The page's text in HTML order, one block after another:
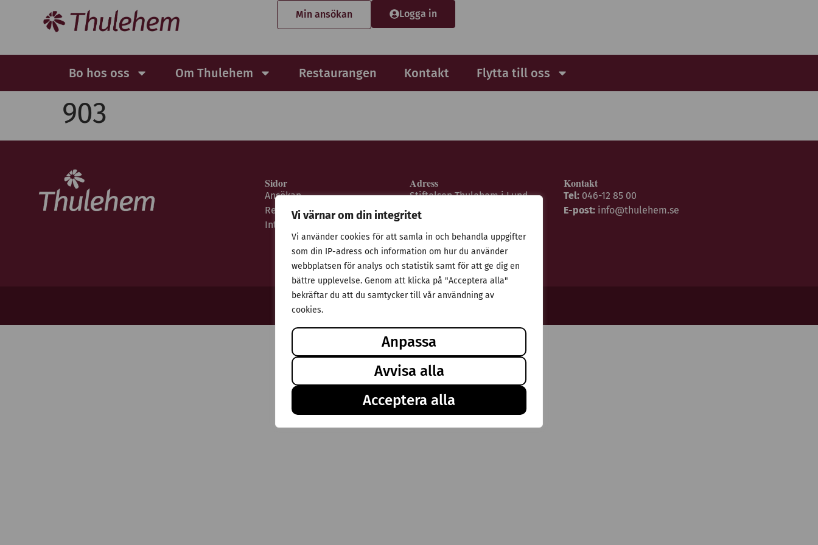
Vi värnar om din integritet
Vi använder cookies för att samla in och behandla uppgifter
som din IP-adress och information om hur du använder
webbplatsen för analys och statistik samt för att ge dig en
bättre upplevelse. Genom att klicka på "Acceptera alla"
bekräftar du att du samtycker till vår användning av
cookies.
Anpassa
Avvisa alla
Acceptera alla
Min ansökan Logga in
Bo hos oss Om Thulehem Restaurangen Kontakt Flytta till oss
903
Sidor
Ansökan
Restaurangen
Integritetspolicy
Adress
Stiftelsen Thulehem i Lund
Thulehemsvägen 40
Kontakt
Tel: 046-12 85 00
E-post: info@thulehem.se
© Stiftelsen Thulehem 2025